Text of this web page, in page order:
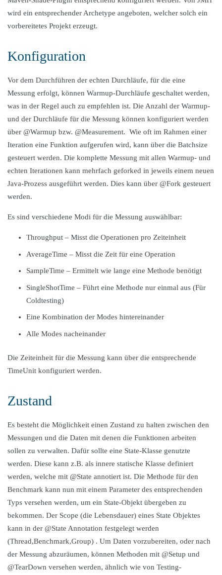
wird ein entsprechender Archetype angeboten, welcher solch ein
vorbereitetes Projekt erzeugt.
Konfiguration
Vor dem Durchführen der echten Durchläufe, für die eine
Messung erfolgt, können Warmup-Durchläufe geschaltet werden,
was in der Regel auch zu empfehlen ist. Die Anzahl der Warmup-
und der Durchläufe für die Messung können konfiguriert werden
über @Warmup bzw. @Measurement. Wie oft im Rahmen einer
Iteration eine Funktion aufgerufen wird, kann über die Batchsize
gesteuert werden. Die komplette Messung mit allen Warmup- und
echten Iterationen kann mehrfach geforked in jeweils einem neuen
Java-Prozess ausgeführt werden. Dies kann über @Fork gesteuert
werden.
Es sind verschiedene Modi für die Messung auswählbar:
Throughput – Misst die Operationen pro Zeiteinheit
AverageTime – Misst die Zeit für eine Operation
SampleTime – Ermittelt wie lange eine Methode benötigt
SingleShotTime – Führt eine Methode nur einmal aus (Für
Coldtesting)
Eine Kombination der Modes hintereinander
Alle Modes nacheinander
Die Zeiteinheit für die Messung kann über die entsprechende
TimeUnit konfiguriert werden.
Zustand
Es besteht die Möglichkeit einen Zustand zu halten zwischen den
Messungen und die Daten mit denen die Funktionen arbeiten
sollen zu verwalten. Dafür sollte eine State-Klasse genutzte
werden. Diese kann z.B. als innere statische Klasse definiert
werden, welche mit @State annotiert ist. Die Methode für den
Benchmark kann nun mit einem Parameter des entsprechenden
Typs versehen werden, um ein State-Objekt übergeben zu
bekommen. Der Scope (die Lebensdauer) eines State Objektes
kann in der @State Annotation festgelegt werden
(Thread,Benchmark,Group) . Um Daten vorzubereiten, oder nach
der Messung abzuräumen, können Methoden mit @Setup und
@TearDown versehen werden, ähnlich wie von Testing-